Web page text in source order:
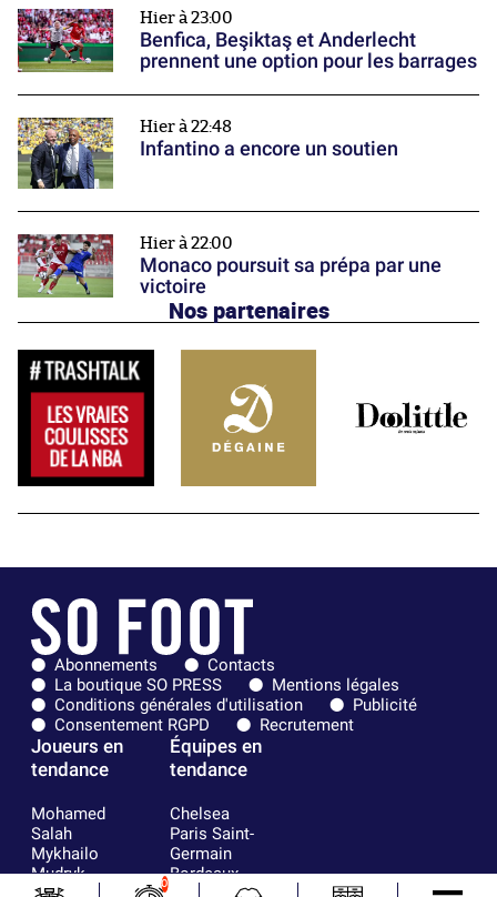
Hier à 23:00
Benfica, Beşiktaş et Anderlecht
prennent une option pour les barrages
Hier à 22:48
Infantino a encore un soutien
Hier à 22:00
Monaco poursuit sa prépa par une
victoire
Nos partenaires
Abonnements
Contacts
La boutique SO PRESS
Mentions légales
Conditions générales d'utilisation
Publicité
Consentement RGPD
Recrutement
Joueurs en
tendance
Mohamed
Salah
Mykhailo
Mudryk
Équipes en
tendance
Chelsea
Paris Saint-
Germain
Bordeaux
0